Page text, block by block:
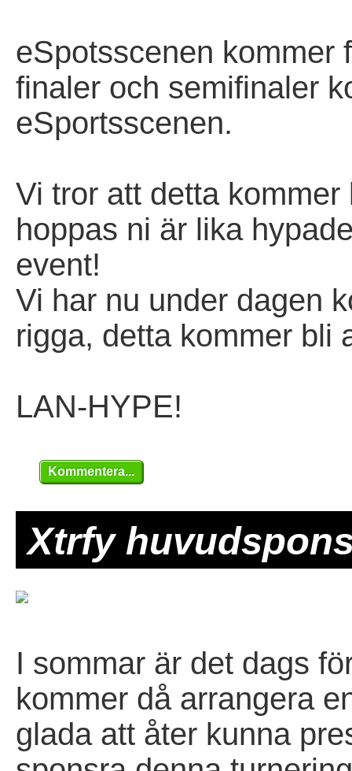
eSpotsscenen kommer
finaler och semifinaler
eSportsscenen.
Vi tror att detta
hoppas ni är lika
event!
Vi har nu under dagen
rigga, detta kommer bli
LAN-HYPE!
Kommentera...
Xtrfy
I sommar är det dags
kommer då arrangera
glada att åter kunna